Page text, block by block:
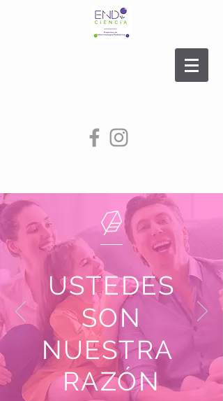
USTEDES
SON
NUESTRA
RAZÓN